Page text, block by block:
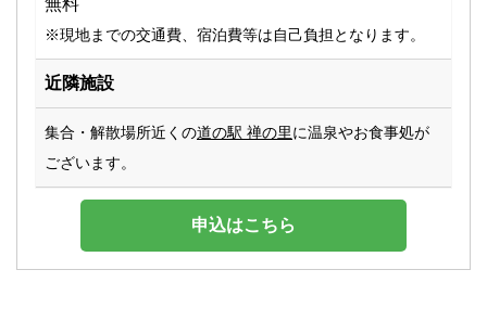
無料
※現地までの交通費、宿泊費等は自己負担となります。
近隣施設
集合・解散場所近くの道の駅 禅の里に温泉やお食事処が
ございます。
申込はこちら